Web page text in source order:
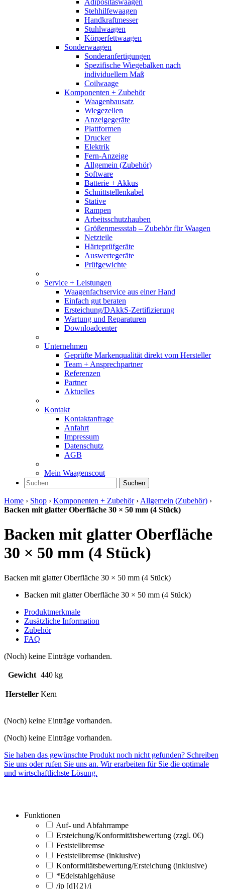
Adipositaswaagen
Stehhilfewaagen
Handkraftmesser
Stuhlwaagen
Körperfettwaagen
Sonderwaagen
Sonderanfertigungen
Spezifische Wiegebalken nach
individuellem Maß
Coilwaage
Komponenten + Zubehör
Waagenbausatz
Wiegezellen
Anzeigegeräte
Plattformen
Drucker
Elektrik
Fern-Anzeige
Allgemein (Zubehör)
Software
Batterie + Akkus
Schnittstellenkabel
Stative
Rampen
Arbeitsschutzhauben
Größenmessstab – Zubehör für Waagen
Netzteile
Härteprüfgeräte
Auswertegeräte
Prüfgewichte
Service + Leistungen
Waagenfachservice aus einer Hand
Einfach gut beraten
Ersteichung/DAkkS-Zertifizierung
Wartung und Reparaturen
Downloadcenter
Unternehmen
Geprüfte Markenqualität direkt vom Hersteller
Team + Ansprechpartner
Referenzen
Partner
Aktuelles
Kontakt
Kontaktanfrage
Anfahrt
Impressum
Datenschutz
AGB
Mein Waagenscout
Suchen
Home › Shop › Komponenten + Zubehör› Allgemein (Zubehör) ›
Backen mit glatter Oberfläche 30 × 50 mm (4 Stück)
Backen mit glatter Oberfläche
30 × 50 mm (4 Stück)
Backen mit glatter Oberfläche 30 × 50 mm (4 Stück)
Backen mit glatter Oberfläche 30 × 50 mm (4 Stück)
Produktmerkmale
Zusätzliche Information
Zubehör
FAQ
(Noch) keine Einträge vorhanden.
Gewicht 440 kg
Hersteller Kern
(Noch) keine Einträge vorhanden.
(Noch) keine Einträge vorhanden.
Sie haben das gewünschte Produkt noch nicht gefunden? Schreiben
Sie uns oder rufen Sie uns an. Wir erarbeiten für Sie die optimale
und wirtschaftlichste Lösung.
Funktionen
Auf- und Abfahrrampe
Ersteichung/Konformitätsbewertung (zzgl. 0€)
Feststellbremse
Feststellbremse (inklusive)
Konformitätsbewertung/Ersteichung (inklusive)
*Edelstahlgehäuse
/ip [d]{2}/i